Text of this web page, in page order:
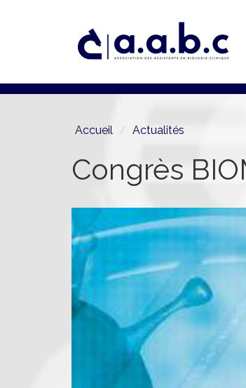
au
Accueil Actualités
Congrès